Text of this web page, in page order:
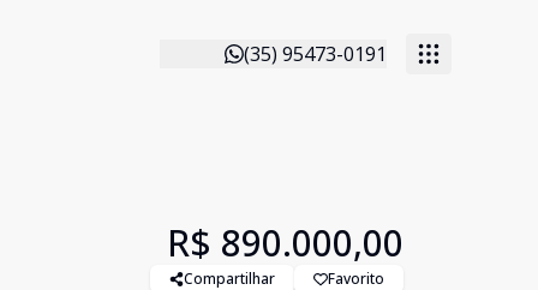
(35) 95473-0191
R$ 890.000,00
Compartilhar Favorito